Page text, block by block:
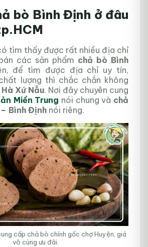
bò Bình Định ở đâu
tìm thấy được rất nhiều địa chỉ
các sản phẩm chả bò Bình
để tìm được địa chỉ uy tín,
lượng thì chắc chắn không
Xứ Nẫu. Nơi đây chuyên cung
Miền Trung nói chung và chả
Bình Định nói riêng.
cấp chả bò chính gốc chợ Huyện, giá
vô cùng ưu đãi.